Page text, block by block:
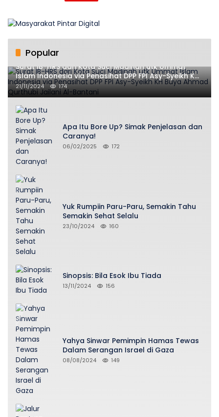
Popular
Surat IB-HRS dari Kota Suci Madinah utk Ummat
Islam Indonesia via Penasihat DPP FPI Asy-Syeikh KH
Buya Ahmad Qurthubi Jailani Al-Bantani
21/11/2024 174
Apa Itu Bore Up? Simak Penjelasan dan
Caranya!
06/02/2025 172
Yuk Rumpiin Paru-Paru, Semakin Tahu
Semakin Sehat Selalu
23/10/2024 160
Sinopsis: Bila Esok Ibu Tiada
13/11/2024 156
Yahya Sinwar Pemimpin Hamas Tewas
Dalam Serangan Israel di Gaza
08/08/2024 149